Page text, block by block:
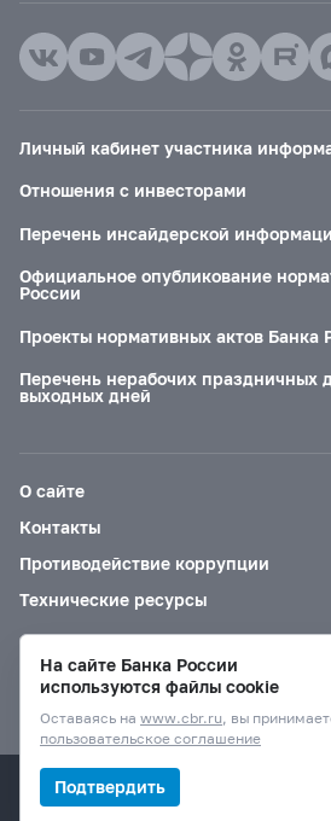
Личный кабинет участника
Отношения с инвесторами
Перечень инсайдерской
Официальное опубликование
России
Проекты нормативных актов Банка
Перечень нерабочих праздничных
выходных дней
О сайте
Контакты
Противодействие коррупции
Технические ресурсы
Версия для слабовидящих
© Банк России, 2000–2026.
На сайте Банка России
используются файлы cookie
Оставаясь на www.cbr.ru, вы
пользовательское соглашение
Подтвердить